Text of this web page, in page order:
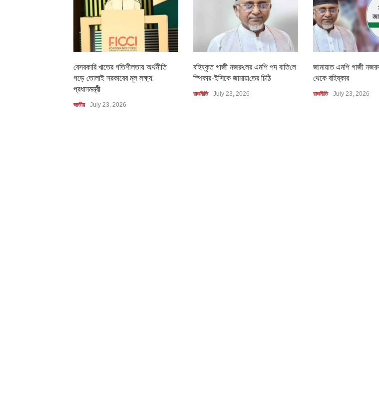
বেসরকারি খাতের গতিশীলতায় অর্থনীতি
গড়ে তোলাই সরকারের মূল লক্ষ্য:
প্রধানমন্ত্রী
জাতীয় July 23, 2026
বহিষ্কৃত গাজী নজরু‌লের এম‌পি পদ বা‌তি‌লে
স্পিকার-ইসিকে জামায়া‌তের চি‌ঠি
রাজনীতি July 23, 2026
জামায়াত এমপি গাজী
থেকে বহিষ্কার
রাজনীতি July 23, 2026